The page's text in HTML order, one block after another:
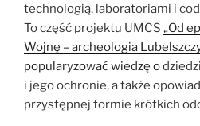
technologią, laboratoriami i
To część projektu UMCS „Od
Wojnę – archeologia
popularyzować wiedzę o
i jego ochronie, a także
przystępnej formie krótkich